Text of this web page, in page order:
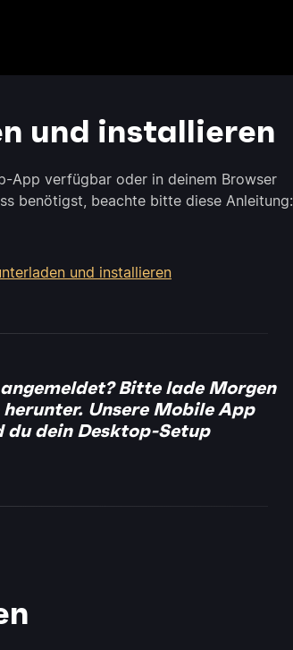
und installieren
App verfügbar oder in deinem Browser
benötigst, beachte bitte diese Anleitung:
und installieren
Bitte lade Morgen
Unsere Mobile App
dein Desktop-Setup